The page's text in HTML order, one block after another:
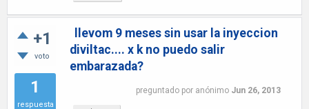
+1
voto
1
respuesta
llevom 9 meses sin usar la inyeccion
diviltac.... x k no puedo salir
embarazada?
preguntado por anónimo Jun 26, 2013